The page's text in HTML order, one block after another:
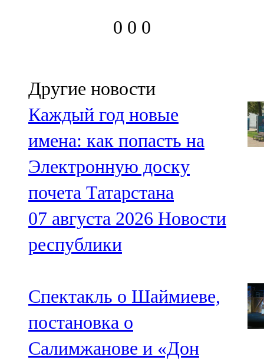
0 0 0
Другие новости
Каждый год новые
имена: как попасть на
Электронную доску
почета Татарстана
07 августа 2026 Новости
республики
Спектакль о Шаймиеве,
постановка о
Салимжанове и «Дон